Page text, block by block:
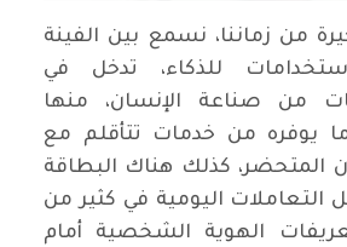
من زماننا، نسمع بين الفينة
للذكاء، تدخل في
من صناعة الإنسان، منها
يوفره من خدمات تتأقلم مع
المتحضر، كذلك هناك البطاقة
التعاملات اليومية في كثير من
الهوية الشخصية أمام